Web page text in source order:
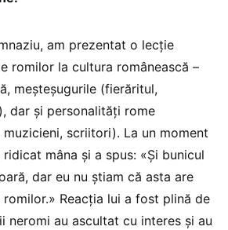
am prezentat o lecție
romilor la cultura românească –
meșteșugurile (fierăritul,
dar și personalități rome
scriitori). La un moment
mâna și a spus: «Și bunicul
dar eu nu știam că asta are
Reacția lui a fost plină de
neromi au ascultat cu interes și au